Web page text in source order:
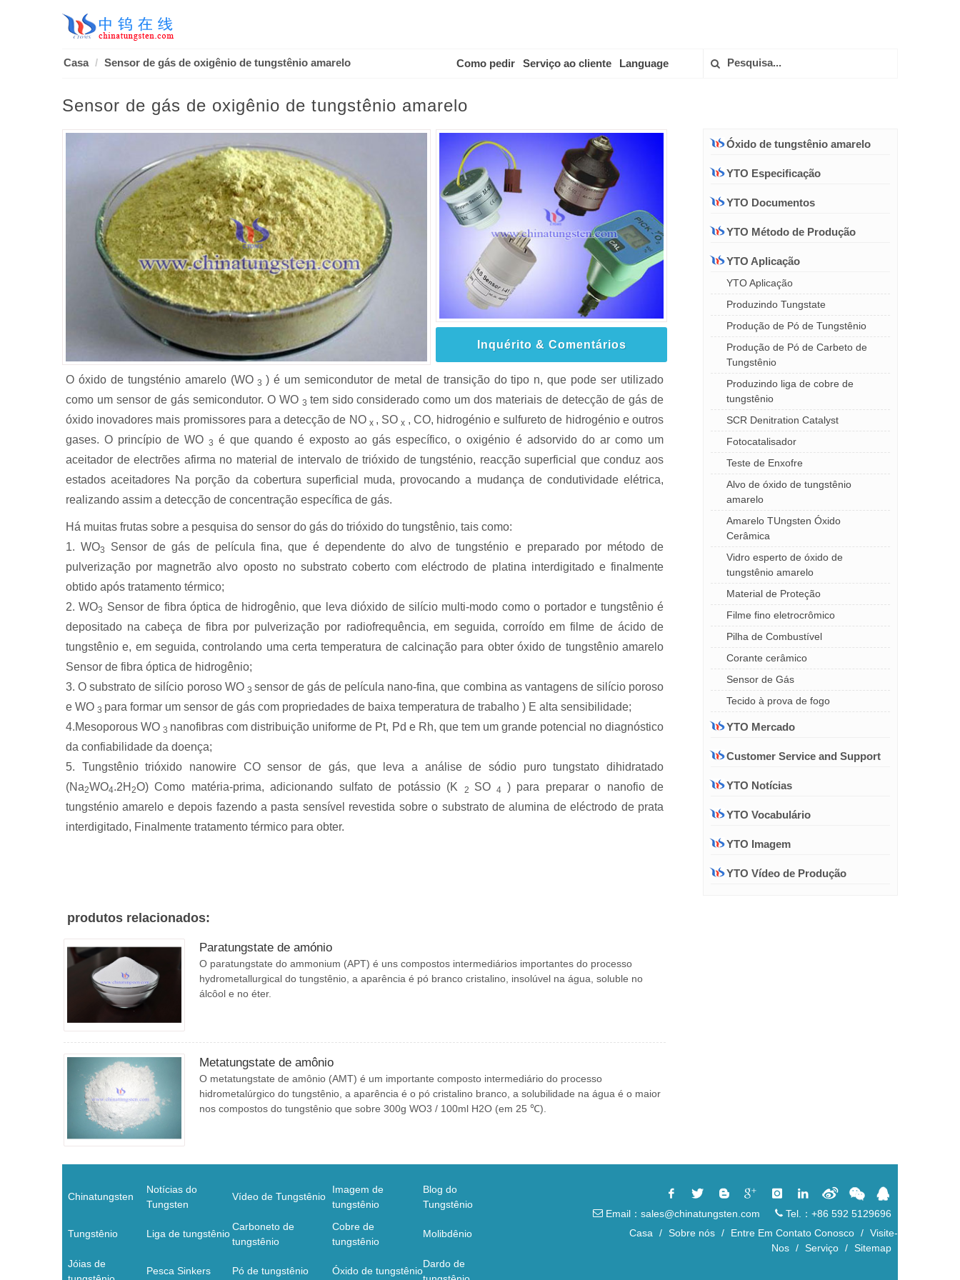
Casa Sensor de gás de oxigênio de tungstênio amarelo Como pedir Serviço ao cliente Language
Sensor de gás de oxigênio de tungstênio amarelo
Inquérito & Comentários
O óxido de tungsténio amarelo (WO3) é um semicondutor de metal de transição do tipo n, que pode ser utilizado
como um sensor de gás semicondutor. O WO 3 tem sido considerado como um dos materiais de detecção de gás de
óxido inovadores mais promissores para a detecção de NO x , SOx , CO, hidrogénio e sulfureto de hidrogénio e outros
gases. O princípio de WO3 é que quando é exposto ao gás específico, o oxigénio é adsorvido do ar como um
aceitador de electrões afirma no material de intervalo de trióxido de tungsténio, reacção superficial que conduz aos
estados aceitadores Na porção da cobertura superficial muda, provocando a mudança de condutividade elétrica,
realizando assim a detecção de concentração específica de gás.
Há muitas frutas sobre a pesquisa do sensor do gás do trióxido do tungstênio, tais como:
1. WO3
Sensor de gás de película fina, que é dependente do alvo de tungsténio e preparado por método de
pulverização por magnetrão alvo oposto no substrato coberto com eléctrodo de platina interdigitado e finalmente
obtido após tratamento térmico;
2. WO3 Sensor de fibra óptica de hidrogênio, que leva dióxido de silício multi-modo como o portador e tungstênio é
depositado na cabeça de fibra por pulverização por radiofrequência, em seguida, corroído em filme de ácido de
tungstênio e, em seguida, controlando uma certa temperatura de calcinação para obter óxido de tungstênio amarelo
Sensor de fibra óptica de hidrogênio;
3. O substrato de silício poroso WO 3 sensor de gás de película nano-fina, que combina as vantagens de silício poroso
e WO 3 para formar um sensor de gás com propriedades de baixa temperatura de trabalho ) E alta sensibilidade;
4.Mesoporous WO3 nanofibras com distribuição uniforme de Pt, Pd e Rh, que tem um grande potencial no diagnóstico
da confiabilidade da doença;
5. Tungstênio trióxido nanowire CO sensor de gás, que leva a análise de sódio puro tungstato dihidratado
(Na2WO4.2H 2O) Como matéria-prima, adicionando sulfato de potássio (K 2 SO 4 ) para preparar o nanofio de
tungsténio amarelo e depois fazendo a pasta sensível revestida sobre o substrato de alumina de eléctrodo de prata
interdigitado, Finalmente tratamento térmico para obter.
produtos relacionados:
Paratungstate de amónio
O paratungstate do ammonium (APT) é uns compostos intermediários importantes do processo
hydrometallurgical do tungstênio, a aparência é pó branco cristalino, insolúvel na água, soluble no
álcôol e no éter.
Metatungstate de amônio
O metatungstate de amônio (AMT) é um importante composto intermediário do processo
hidrometalúrgico do tungstênio, a aparência é o pó cristalino branco, a solubilidade na água é o maior
nos compostos do tungstênio que sobre 300g WO3 / 100ml H2O (em 25 ℃).
Óxido de tungstênio amarelo
YTO Especificação
YTO Documentos
YTO Método de Produção
YTO Aplicação
YTO Aplicação
Produzindo Tungstate
Produção de Pó de Tungstênio
Produção de Pó de Carbeto de
Tungstênio
Produzindo liga de cobre de
tungstênio
SCR Denitration Catalyst
Fotocatalisador
Teste de Enxofre
Alvo de óxido de tungstênio
amarelo
Amarelo TUngsten Óxido
Cerâmica
Vidro esperto de óxido de
tungstênio amarelo
Material de Proteção
Filme fino eletrocrômico
Pilha de Combustível
Corante cerâmico
Sensor de Gás
Tecido à prova de fogo
YTO Mercado
Customer Service and Support
YTO Notícias
YTO Vocabulário
YTO Imagem
YTO Vídeo de Produção
Chinatungsten
Notícias do
Tungsten
Vídeo de Tungstênio
Imagem de
tungstênio
Blog do
Tungstênio
Tungstênio Liga de tungstênio
Carboneto de
tungstênio
Cobre de
tungstênio
Molibdênio
Jóias de
Pesca Sinkers Pó de tungstênio Óxido de tungstênio
Dardo de
Email：sales@chinatungsten.com
Tel.：+86 592 5129696
Casa / Sobre nós / Entre Em Contato Conosco / Visite-
Nos / Serviço / Sitemap